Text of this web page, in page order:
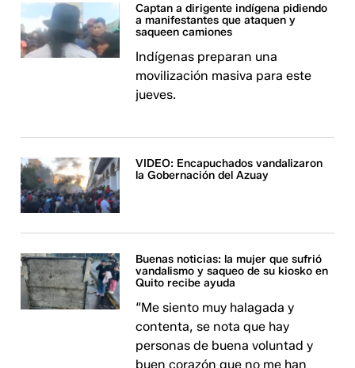
Captan a dirigente indígena pidiendo
a manifestantes que ataquen y
saqueen camiones
Indígenas preparan una
movilización masiva para este
jueves.
VIDEO: Encapuchados vandalizaron
la Gobernación del Azuay
Buenas noticias: la mujer que sufrió
vandalismo y saqueo de su kiosko en
Quito recibe ayuda
“Me siento muy halagada y
contenta, se nota que hay
personas de buena voluntad y
buen corazón que no me han